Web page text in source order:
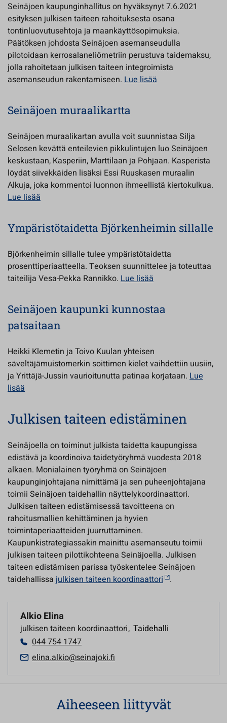
Seinäjoen kaupunginhallitus on hyväksynyt 7.6.2021
esityksen julkisen taiteen rahoituksesta osana
tontinluovutusehtoja ja maankäyttösopimuksia.
Päätöksen johdosta Seinäjoen asemanseudulla
pilotoidaan kerrosalaneliömetriin perustuva taidemaksu,
jolla rahoitetaan julkisen taiteen integroimista
asemanseudun rakentamiseen. Lue lisää
Seinäjoen muraalikartta
Seinäjoen muraalikartan avulla voit suunnistaa Silja
Selosen kevättä enteilevien pikkulintujen luo Seinäjoen
keskustaan, Kasperiin, Marttilaan ja Pohjaan. Kasperista
löydät siivekkäiden lisäksi Essi Ruuskasen muraalin
Alkuja, joka kommentoi luonnon ihmeellistä kiertokulkua.
Lue lisää
Ympäristötaidetta Björkenheimin sillalle
Björkenheimin sillalle tulee ympäristötaidetta
prosenttiperiaatteella. Teoksen suunnittelee ja toteuttaa
taiteilija Vesa-Pekka Rannikko. Lue lisää
Seinäjoen kaupunki kunnostaa
patsaitaan
Heikki Klemetin ja Toivo Kuulan yhteisen
säveltäjämuistomerkin soittimen kielet vaihdettiin uusiin,
ja Yrittäjä-Jussin vaurioitunutta patinaa korjataan. Lue
lisää
Julkisen taiteen edistäminen
Seinäjoella on toiminut julkista taidetta kaupungissa
edistävä ja koordinoiva taidetyöryhmä vuodesta 2018
alkaen. Monialainen työryhmä on Seinäjoen
kaupunginjohtajana nimittämä ja sen puheenjohtajana
toimii Seinäjoen taidehallin näyttelykoordinaattori.
Julkisen taiteen edistämisessä tavoitteena on
rahoitusmallien kehittäminen ja hyvien
toimintaperiaatteiden juurruttaminen.
Kaupunkistrategiassakin mainittu asemanseutu toimii
julkisen taiteen pilottikohteena Seinäjoella. Julkisen
taiteen edistämisen parissa työskentelee Seinäjoen
taidehallissa julkisen taiteen koordinaattori .
Alkio Elina
julkisen taiteen koordinaattori, Taidehalli
044 754 1747
elina.alkio@seinajoki.fi
Aiheeseen liittyvät